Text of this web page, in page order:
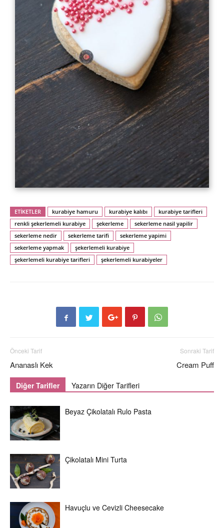
ETİKETLER kurabiye hamuru kurabiye kalıbı
kurabiye tarifleri
renkli şekerlemeli kurabiye
şekerleme
sekerleme nasil yapilir
sekerleme nedir
sekerleme tarifi
sekerleme yapimi
sekerleme yapmak
şekerlemeli kurabiye
şekerlemeli kurabiye tarifleri
şekerlemeli kurabiyeler
Önceki Tarif
Ananaslı Kek
Sonraki Tarif
Cream Puff
Diğer Tarifler Yazarın Diğer Tarifleri
Beyaz Çikolatalı Rulo Pasta
Çikolatalı Mini Turta
Havuçlu ve Cevizli Cheesecake